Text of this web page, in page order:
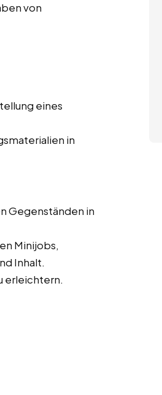
von
eines
in
Gegenständen in
Minijobs,
Inhalt.
erleichtern.